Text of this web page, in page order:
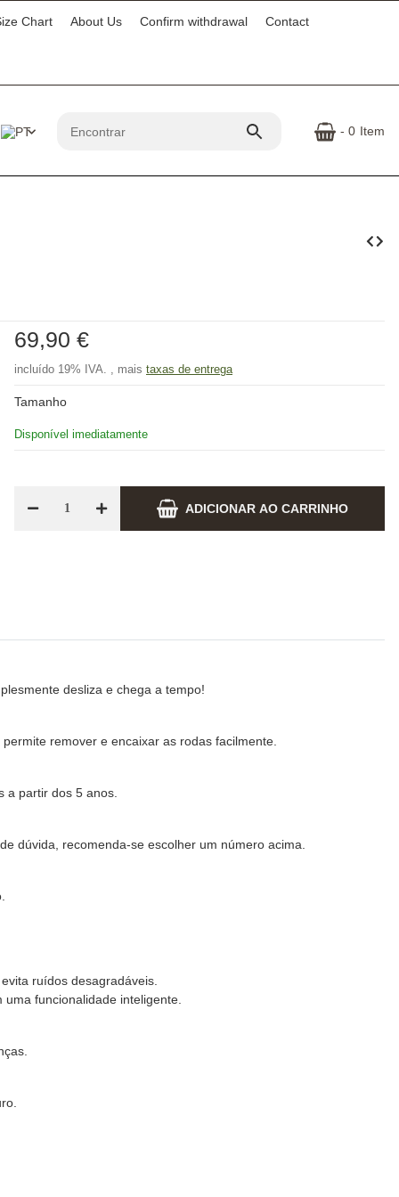
Chart About Us Confirm withdrawal Contact
- 0 Item
Disponível imediatamente
69,90 €
incluído 19% IVA. , mais taxas de entrega
Tamanho
ADICIONAR AO CARRINHO
desliza e chega a tempo!
remover e encaixar as rodas facilmente.
a partir dos 5 anos.
dúvida, recomenda-se escolher um número acima.
ruídos desagradáveis.
funcionalidade inteligente.